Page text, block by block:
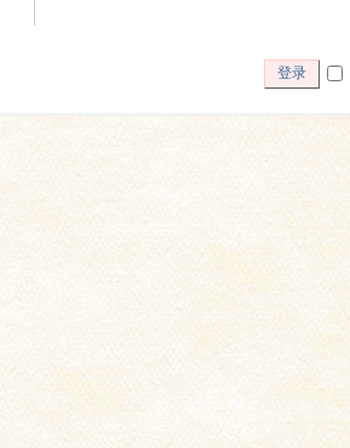
登录